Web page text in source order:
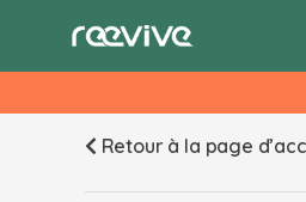
Retour à la page